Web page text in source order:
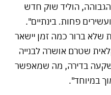
הוליד שוק חדש
פחות. בינתיים".
שלא ברור כמה זמן יישאר
שטרם אושרה לבנייה
בדירה, מה שמאפשר
במיוחד".